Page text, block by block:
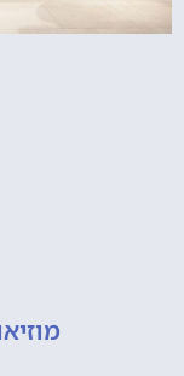
מוזיאון